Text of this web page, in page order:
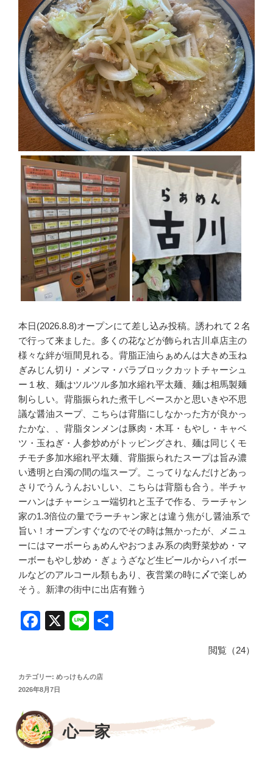
本日(2026.8.8)オープンにて差し込み投稿。誘われて２名
で行って来ました。多くの花などが飾られ古川卓店主の
様々な絆が垣間見れる。背脂正油らぁめんは大きめ玉ね
ぎみじん切り・メンマ・バラブロックカットチャーシュ
ー１枚、麺はツルツル多加水縮れ平太麺、麺は相馬製麺
制らしい。背脂振られた煮干しベースかと思いきや不思
議な醤油スープ、こちらは背脂にしなかった方が良かっ
たかな、、背脂タンメンは豚肉・木耳・もやし・キャベ
ツ・玉ねぎ・人参炒めがトッピングされ、麺は同じくモ
チモチ多加水縮れ平太麺、背脂振られたスープは旨み濃
い透明と白濁の間の塩スープ。こってりなんだけどあっ
さりでうんうんおいしい、こちらは背脂も合う。半チャ
ーハンはチャーシュー端切れと玉子で作る、ラーチャン
家の1.3倍位の量でラーチャン家とは違う焦がし醤油系で
旨い！オープンすぐなのでその時は無かったが、メニュ
ーにはマーボーらぁめんやおつまみ系の肉野菜炒め・マ
ーボーもやし炒め・ぎょうざなど生ビールからハイボー
ルなどのアルコール類もあり、夜営業の時に〆で楽しめ
そう。新津の街中に出店有難う
F
e
b
o
o
X
Li
閲覧（24）
カテゴリー: めっけもんの店
投
日:
2026年8月7日
心一家